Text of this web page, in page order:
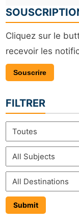
Cliquez sur le
recevoir les
Souscrire
FILTRER